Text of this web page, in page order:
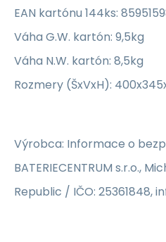
EAN kartónu 144ks:
Váha G.W. kartón: 9,5kg
Váha N.W. kartón: 8,5kg
Rozmery (ŠxVxH):
Výrobca: Informace o
BATERIECENTRUM s.r.o.,
Republic / IČO: 25361848,